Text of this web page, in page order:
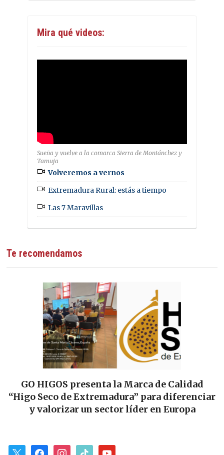
Mira qué videos:
Sueña y vuelve a la comarca Sierra de Montánchez y
Tamuja
Volveremos a vernos
Extremadura Rural: estás a tiempo
Las 7 Maravillas
Te recomendamos
GO HIGOS presenta la Marca de Calidad
“Higo Seco de Extremadura” para diferenciar
y valorizar un sector líder en Europa
facebookinstagram
tiktok youtube